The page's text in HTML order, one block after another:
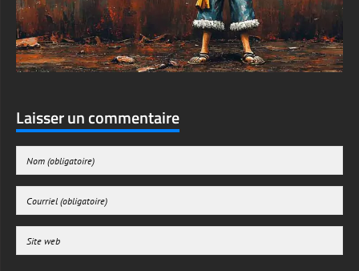
Laisser un commentaire
Enregistrer mon nom, mon e-mail et mon site web dans le navigateur pour mon
prochain commentaire.